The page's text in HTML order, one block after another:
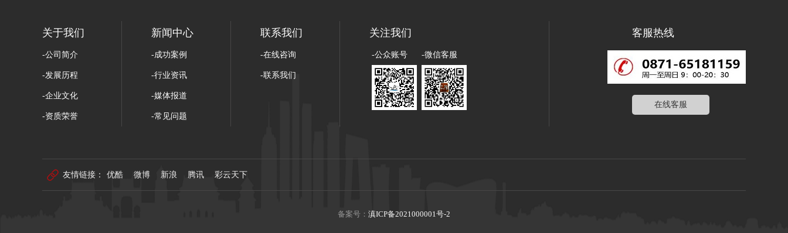
关于我们
-公司简介
-发展历程
-企业文化
-资质荣誉
-活动风采
新闻中心
-成功案例
-行业资讯
-媒体报道
-常见问题
联系我们
-在线咨询
-联系我们
关注我们
-公众账号 -微信客服
客服热线
在线客服
友情链接： 优酷 微博 新浪 腾讯 彩云天下
备案号： 滇ICP备2021000001号-2